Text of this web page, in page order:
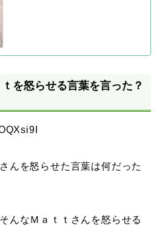
を怒らせる言葉を言った？
んを怒らせた言葉は何だった
んなＭａｔｔさんを怒らせる